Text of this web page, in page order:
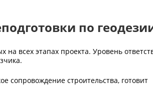
по
всех этапах проекта. Уровень
сопровождение строительства, готовит